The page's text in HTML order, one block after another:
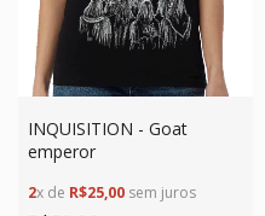
INQUISITION - Goat
emperor
2x de R$25,00 sem juros